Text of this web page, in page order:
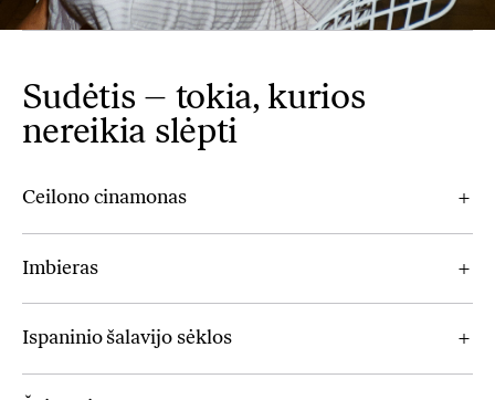
Sudėtis – tokia, kurios
nereikia slėpti
Ceilono cinamonas
Imbieras
Ispaninio šalavijo sėklos